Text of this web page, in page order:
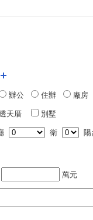
辦公 住辦 廠房
天厝 別墅
衛 陽
萬元